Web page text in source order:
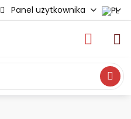
Panel użytkownika